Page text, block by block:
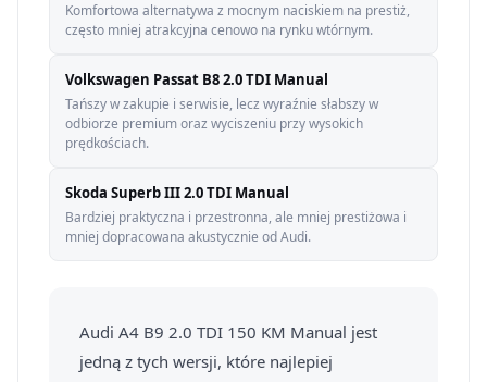
Komfortowa alternatywa z mocnym naciskiem na prestiż,
często mniej atrakcyjna cenowo na rynku wtórnym.
Volkswagen Passat B8 2.0 TDI Manual
Tańszy w zakupie i serwisie, lecz wyraźnie słabszy w
odbiorze premium oraz wyciszeniu przy wysokich
prędkościach.
Skoda Superb III 2.0 TDI Manual
Bardziej praktyczna i przestronna, ale mniej prestiżowa i
mniej dopracowana akustycznie od Audi.
Audi A4 B9 2.0 TDI 150 KM Manual jest
jedną z tych wersji, które najlepiej